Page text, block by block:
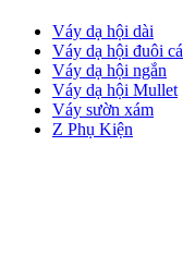
Váy dạ hội dài
Váy dạ hội đuôi cá
Váy dạ hội ngắn
Váy dạ hội Mullet
Váy sườn xám
Z Phụ Kiện